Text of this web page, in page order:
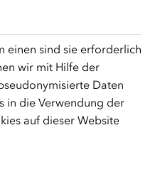
informiert werden?
Integrationsfonds an!
einen sind sie erforderlich
wir mit Hilfe der
Daten
in die Verwendung der
auf dieser Website